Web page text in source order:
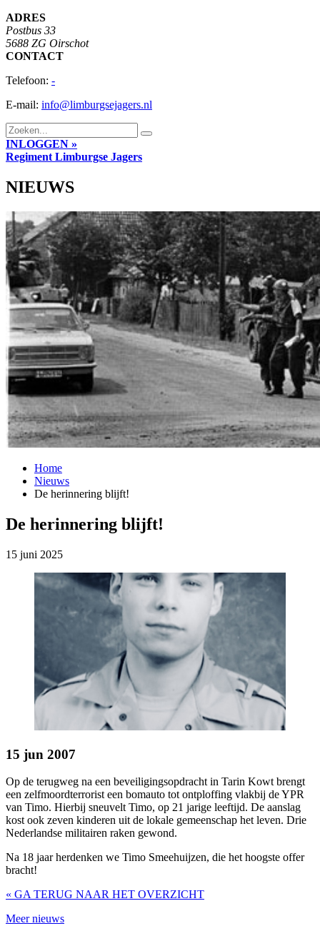
ADRES
Postbus 33
5688 ZG Oirschot
CONTACT
Telefoon: -
E-mail: info@limburgsejagers.nl
INLOGGEN »
Regiment Limburgse Jagers
NIEUWS
Home
Nieuws
De herinnering blijft!
De herinnering blijft!
15 juni 2025
15 jun 2007
Op de terugweg na een beveiligingsopdracht in Tarin Kowt brengt
een zelfmoordterrorist een bomauto tot ontploffing vlakbij de YPR
van Timo. Hierbij sneuvelt Timo, op 21 jarige leeftijd. De aanslag
kost ook zeven kinderen uit de lokale gemeenschap het leven. Drie
Nederlandse militairen raken gewond.
Na 18 jaar herdenken we Timo Smeehuijzen, die het hoogste offer
bracht!
« GA TERUG NAAR HET OVERZICHT
Meer nieuws